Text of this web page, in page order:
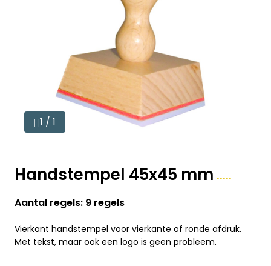
1 / 1
Handstempel 45x45 mm
Aantal regels: 9 regels
Vierkant handstempel voor vierkante of ronde afdruk.
Met tekst, maar ook een logo is geen probleem.